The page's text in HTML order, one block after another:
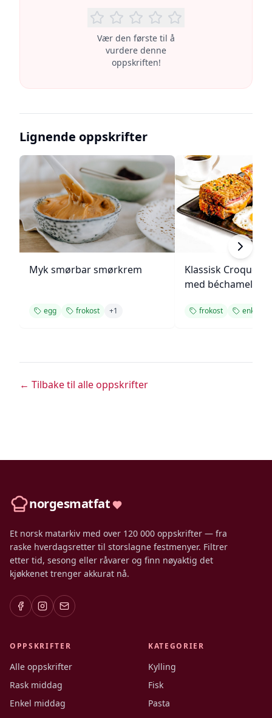
Vær den første til å
vurdere denne
oppskriften!
Lignende oppskrifter
Myk smørbar smørkrem
egg frokost +1
Klassisk Croque
med
frokost enkel
← Tilbake til alle oppskrifter
norgesmatfat
Et norsk matarkiv med over 120 000 oppskrifter — fra
raske hverdagsretter til storslagne festmenyer. Filtrer
etter tid, sesong eller råvarer og finn nøyaktig det
kjøkkenet trenger akkurat nå.
OPPSKRIFTER
Alle oppskrifter
Rask middag
Enkel middag
KATEGORIER
Kylling
Fisk
Pasta